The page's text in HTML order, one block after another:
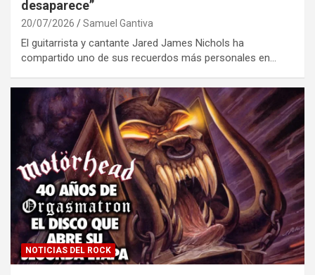
desaparece”
20/07/2026 Samuel Gantiva
El guitarrista y cantante Jared James Nichols ha
compartido uno de sus recuerdos más personales en…
NOTICIAS DEL ROCK